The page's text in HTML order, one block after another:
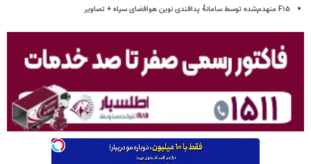
F۱۵ منهدم‌شده توسط سامانۀ پدافندی نوین هوافضای سپاه + تصاویر